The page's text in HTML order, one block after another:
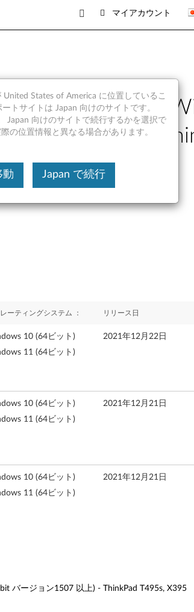
マイアカウント
ー ドライバー
1507 以上) -
ーティングシステム ： リリース日
10 (64ビット)
11 (64ビット)
2021年12月22日
10 (64ビット)
11 (64ビット)
2021年12月21日
10 (64ビット)
11 (64ビット)
2021年12月21日
バージョン1507 以上) - ThinkPad T495s, X395
States of America に位置しているこ
トサイトは Japan 向けのサイトです。
Japan 向けのサイトで続行するかを選択で
の位置情報と異なる場合があります。
動 Japan で続行